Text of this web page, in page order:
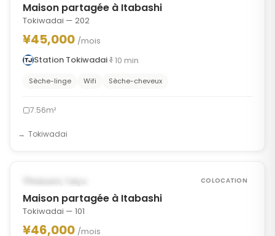
Maison partagée à Itabashi
Tokiwadai — 202
¥45,000 /mois
Station Tokiwadai
10 min
Sèche-linge Wifi Sèche-cheveux
7.56m²
Tokiwadai
Itabashi, Tokyo COLOCATION
Maison partagée à Itabashi
Tokiwadai — 101
¥46,000 /mois